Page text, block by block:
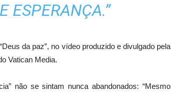
volume.
ESPERANÇA.”
da paz”, no vídeo produzido e divulgado pela
Vatican Media.
não se sintam nunca abandonados: “Mesmo